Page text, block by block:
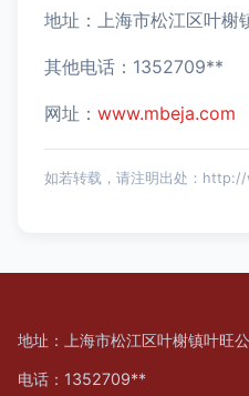
地址：上海市松江区叶榭
其他电话：1352709**
网址： www.mbeja.com
如若转载，请注明出处：
地址：上海市松江区叶榭镇叶旺
电话：1352709**